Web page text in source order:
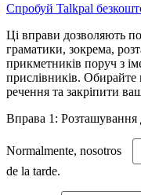
Спробуй Talkpal
Ці вправи дозволяють
граматики, зокрема,
прикметників поруч з
прислівників.
речення та закріпити
Вправа 1: Розташування
Normalmente, nosotros
de la tarde.